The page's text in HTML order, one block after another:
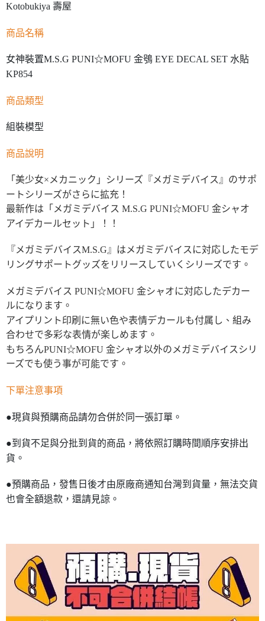
Kotobukiya 壽屋
商品名稱
女神裝置M.S.G PUNI☆MOFU 金鴞 EYE DECAL SET 水貼
KP854
商品類型
組裝模型
商品說明
「美少女×メカニック」シリーズ『メガミデバイス』のサポ
ートシリーズがさらに拡充！
最新作は「メガミデバイス M.S.G PUNI☆MOFU 金シャオ
アイデカールセット」！！
『メガミデバイスM.S.G』はメガミデバイスに対応したモデ
リングサポートグッズをリリースしていくシリーズです。
メガミデバイス PUNI☆MOFU 金シャオに対応したデカー
ルになります。
アイプリント印刷に無い色や表情デカールも付属し、組み
合わせで多彩な表情が楽しめます。
もちろんPUNI☆MOFU 金シャオ以外のメガミデバイスシリ
ーズでも使う事が可能です。
下單注意事項
●現貨與預購商品請勿合併於同一張訂單。
●到貨不足與分批到貨的商品，將依照訂購時間順序安排出
貨。
●預購商品，發售日後才由原廠商通知台灣到貨量，無法交貨
也會全額退款，還請見諒。